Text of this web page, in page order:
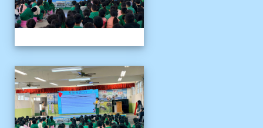
1141204聖誕節活動說明